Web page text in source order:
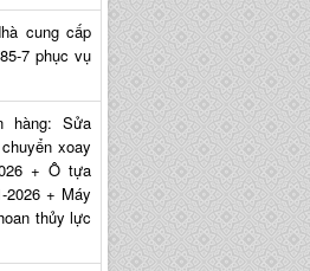
cung cấp
7 phục vụ
hàng: Sửa
xoay
+ Ô tựa
2026 + Máy
thủy lực